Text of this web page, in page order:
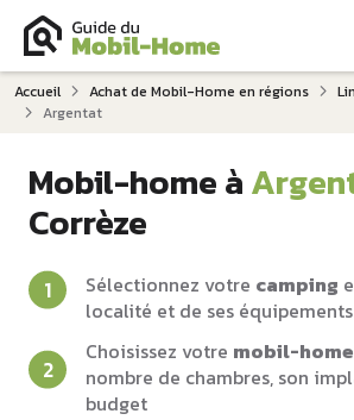
Accueil Achat de Mobil-Home en régions
Argentat
Mobil-home à
Corrèze
Sélectionnez votre camping
localité et de ses équipements
Choisissez votre mobil-home
nombre de chambres, son
budget